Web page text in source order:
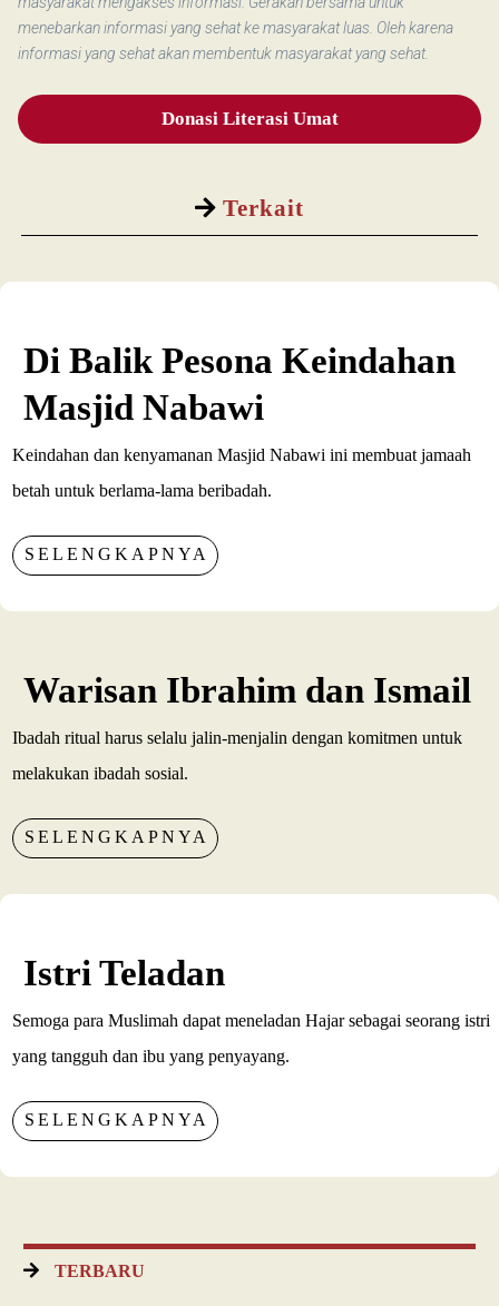
Terkait
menebarkan informasi yang sehat ke masyarakat luas. Oleh karena
informasi yang sehat akan membentuk masyarakat yang sehat.
Donasi Literasi Umat
Di Balik Pesona Keindahan
Masjid Nabawi
Keindahan dan kenyamanan Masjid Nabawi ini membuat jamaah
betah untuk berlama-lama beribadah.
SELENGKAPNYA
Warisan Ibrahim dan Ismail
Ibadah ritual harus selalu jalin-menjalin dengan komitmen untuk
melakukan ibadah sosial.
SELENGKAPNYA
Istri Teladan
Semoga para Muslimah dapat meneladan Hajar sebagai seorang istri
yang tangguh dan ibu yang penyayang.
SELENGKAPNYA
TERBARU